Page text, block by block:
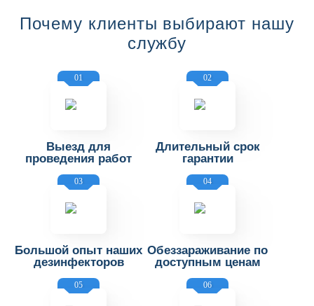
Почему клиенты выбирают нашу
службу
01
Выезд для
проведения работ
02
Длительный срок
гарантии
03
Большой опыт наших
дезинфекторов
04
Обеззараживание по
доступным ценам
05 06